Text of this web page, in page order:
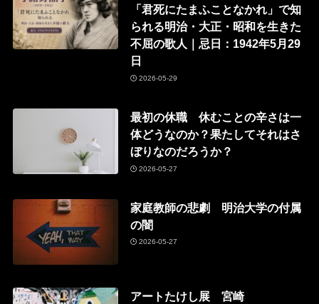
「君死にたまふことなかれ」で知
られる明治・大正・昭和を生きた
不屈の歌人｜忌日：1942年5月29
日
2026-05-29
最初の休職 休むことの辛さは一
体どうなのか？果たしてそれはさ
ぼりなのだろうか？
2026-05-27
家庭教師の悲劇 明治大学の付属
の闇
2026-05-27
アートたけし展 宮崎